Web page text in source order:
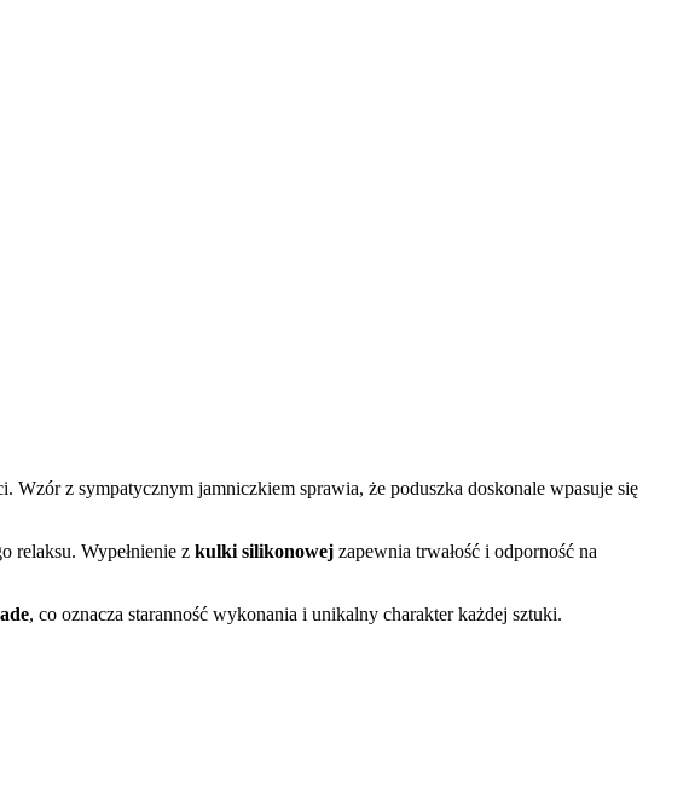
z sympatycznym jamniczkiem sprawia, że poduszka doskonale wpasuje się
relaksu. Wypełnienie z kulki silikonowej zapewnia trwałość i odporność na
, co oznacza staranność wykonania i unikalny charakter każdej sztuki.